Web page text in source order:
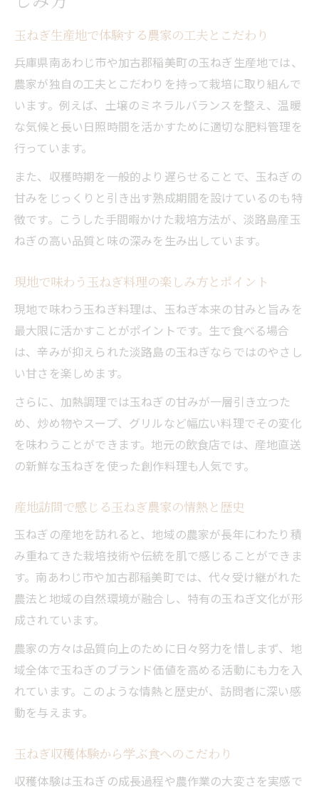
玉ねぎ生産地で体験する農家の工夫とこだわり
兵庫県南あわじ市や加古郡稲美町の玉ねぎ生産地では、
農家が独自の工夫とこだわりを持って栽培に取り組んで
います。例えば、土壌のミネラルバランスを整え、温暖
な気候と長い日照時間を活かすために適切な肥料管理を
行っています。
また、収穫時期を一般的より遅らせることで、玉ねぎの
甘みをじっくりと引き出す熟成期間を設けているのも特
徴です。こうした手間暇かけた栽培方法が、淡路島産玉
ねぎの高い品質と味の深みを生み出しています。
現地で味わう玉ねぎ料理の楽しみ方とポイント
現地で味わう玉ねぎ料理は、玉ねぎ本来の甘みと旨みを
最大限に活かすことがポイントです。生で食べる場合
は、辛みが抑えられた淡路島の玉ねぎならではのやさし
い甘さを楽しめます。
さらに、加熱調理では玉ねぎの甘みが一層引き立つた
め、炒め物やスープ、グリルなど幅広い料理でその変化
を味わうことができます。地元の飲食店では、産地直送
の新鮮な玉ねぎを使った創作料理も人気です。
産地訪問で感じる玉ねぎ農家の情熱と歴史
玉ねぎの産地を訪れると、地域の農家が長年にわたり積
み重ねてきた栽培技術や伝統を肌で感じることができま
す。南あわじ市や加古郡稲美町では、代々受け継がれた
農法と地域の自然環境が融合し、特有の玉ねぎ文化が形
成されています。
農家の方々は品質向上のために日々努力を惜しまず、地
域全体で玉ねぎのブランド価値を高める活動にも力を入
れています。このような情熱と歴史が、訪問者に深い感
動を与えます。
玉ねぎ収穫体験から学ぶ食へのこだわり
収穫体験は玉ねぎの成長過程や農作業の大変さを実感で